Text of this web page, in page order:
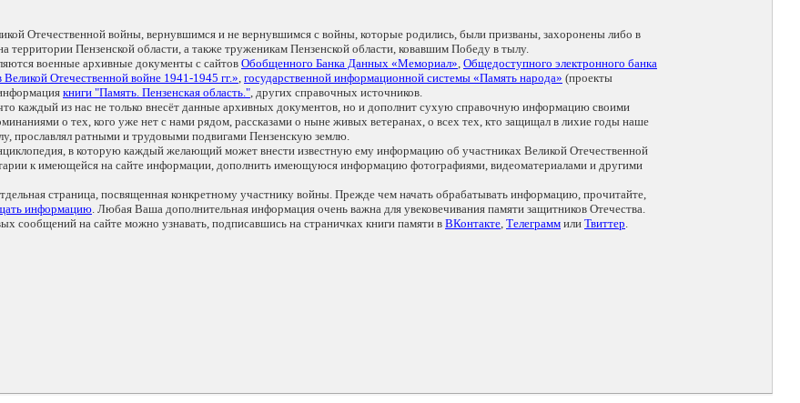
Отечественной войны, вернувшимся и не вернувшимся с войны, которые родились, были призваны, захоронены либо в
территории Пензенской области, а также труженикам Пензенской области, ковавшим Победу в тылу.
военные архивные документы с сайтов Обобщенного Банка Данных «Мемориал», Общедоступного электронного банка
Отечественной войне 1941-1945 гг.», государственной информационной системы «Память народа» (проекты
книги "Память. Пензенская область.", других справочных источников.
каждый из нас не только внесёт данные архивных документов, но и дополнит сухую справочную информацию своими
о тех, кого уже нет с нами рядом, рассказами о ныне живых ветеранах, о всех тех, кто защищал в лихие годы наше
прославлял ратными и трудовыми подвигами Пензенскую землю.
в которую каждый желающий может внести известную ему информацию об участниках Великой Отечественной
к имеющейся на сайте информации, дополнить имеющуюся информацию фотографиями, видеоматериалами и другими
страница, посвященная конкретному участнику войны. Прежде чем начать обрабатывать информацию, прочитайте,
информацию. Любая Ваша дополнительная информация очень важна для увековечивания памяти защитников Отечества.
сообщений на сайте можно узнавать, подписавшись на страничках книги памяти в ВКонтакте, Телеграмм или Твиттер.